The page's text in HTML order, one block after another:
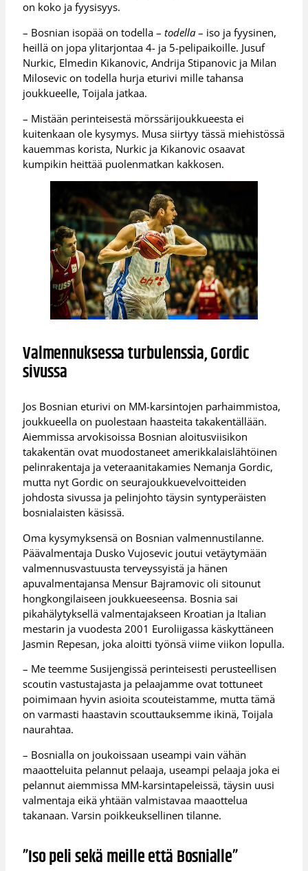
on koko ja fyysisyys.
– Bosnian isopää on todella –todella– iso ja fyysinen,
heillä on jopa ylitarjontaa 4- ja 5-pelipaikoille. Jusuf
Nurkic, Elmedin Kikanovic, Andrija Stipanovic ja Milan
Milosevic on todella hurja eturivi mille tahansa
joukkueelle, Toijala jatkaa.
– Mistään perinteisestä mörssärijoukkueesta ei
kuitenkaan ole kysymys. Musa siirtyy tässä miehistössä
kauemmas korista, Nurkic ja Kikanovic osaavat
kumpikin heittää puolenmatkan kakkosen.
Valmennuksessa turbulenssia, Gordic
sivussa
Jos Bosnian eturivi on MM-karsintojen parhaimmistoa,
joukkueella on puolestaan haasteita takakentällään.
Aiemmissa arvokisoissa Bosnian aloitusviisikon
takakentän ovat muodostaneet amerikkalaislähtöinen
pelinrakentaja ja veteraanitakamies Nemanja Gordic,
mutta nyt Gordic on seurajoukkuevelvoitteiden
johdosta sivussa ja pelinjohto täysin syntyperäisten
bosnialaisten käsissä.
Oma kysymyksensä on Bosnian valmennustilanne.
Päävalmentaja Dusko Vujosevic joutui vetäytymään
valmennusvastuusta terveyssyistä ja hänen
apuvalmentajansa Mensur Bajramovic oli sitounut
hongkongilaiseen joukkueeseensa. Bosnia sai
pikahälytyksellä valmentajakseen Kroatian ja Italian
mestarin ja vuodesta 2001 Euroliigassa käskyttäneen
Jasmin Repesan, joka aloitti työnsä viime viikon lopulla.
– Me teemme Susijengissä perinteisesti perusteellisen
scoutin vastustajasta ja pelaajamme ovat tottuneet
poimimaan hyvin asioita scouteistamme, mutta tämä
on varmasti haastavin scouttauksemme ikinä, Toijala
naurahtaa.
– Bosnialla on joukoissaan useampi vain vähän
maaotteluita pelannut pelaaja, useampi pelaaja joka ei
pelannut aiemmissa MM-karsintapeleissä, täysin uusi
valmentaja eikä yhtään valmistavaa maaottelua
takanaan. Varsin poikkeuksellinen tilanne.
”Iso peli sekä meille että Bosnialle”